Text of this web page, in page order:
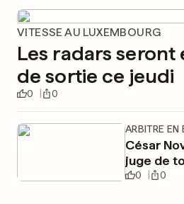
VITESSE AU LUXEMBOURG
Les radars seront
de sortie ce jeudi
0 0
ARBITRE EN
César
juge de
0 0